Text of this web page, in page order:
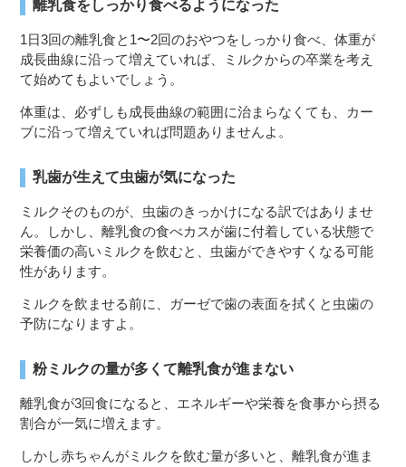
離乳食をしっかり食べるようになった
1日3回の離乳食と1〜2回のおやつをしっかり食べ、体重が
成長曲線に沿って増えていれば、ミルクからの卒業を考え
て始めてもよいでしょう。
体重は、必ずしも成長曲線の範囲に治まらなくても、カー
ブに沿って増えていれば問題ありませんよ。
乳歯が生えて虫歯が気になった
ミルクそのものが、虫歯のきっかけになる訳ではありませ
ん。しかし、離乳食の食べカスが歯に付着している状態で
栄養価の高いミルクを飲むと、虫歯ができやすくなる可能
性があります。
ミルクを飲ませる前に、ガーゼで歯の表面を拭くと虫歯の
予防になりますよ。
粉ミルクの量が多くて離乳食が進まない
離乳食が3回食になると、エネルギーや栄養を食事から摂る
割合が一気に増えます。
しかし赤ちゃんがミルクを飲む量が多いと、離乳食が進ま